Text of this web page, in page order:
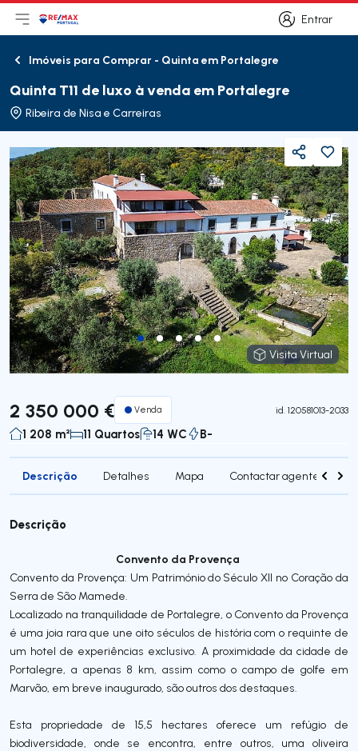
Entrar
Entrar
Abri menu principal
LogoIr para página inicial
VoltarImóveis para Comprar - Quinta em Portalegre
Quinta T11 de luxo à venda em Portalegre
Ribeira de Nisa e Carreiras
Visita Virtual
Visita Virtual
Partilhar
2 350 000 € Venda id. 120581013-2033
1 208 m² 11 Quartos 14 WC B-
Descrição Detalhes Mapa Contactar agente
Descrição
Convento da Provença
Convento da Provença: Um Património do Século XII no Coração da
Serra de São Mamede.
Localizado na tranquilidade de Portalegre, o Convento da Provença
é uma joia rara que une oito séculos de história com o requinte de
um hotel de experiências exclusivo. A proximidade da cidade de
Portalegre, a apenas 8 km, assim como o campo de golfe em
Marvão, em breve inaugurado, são outros dos destaques.
Esta propriedade de 15,5 hectares oferece um refúgio de
biodiversidade, onde se encontra, entre outros, uma oliveira